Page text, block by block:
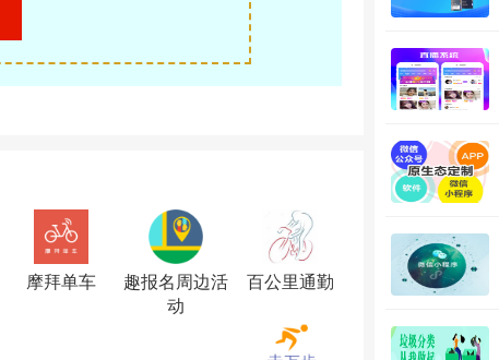
摩拜单车
趣报名周边活
动
百公里通勤